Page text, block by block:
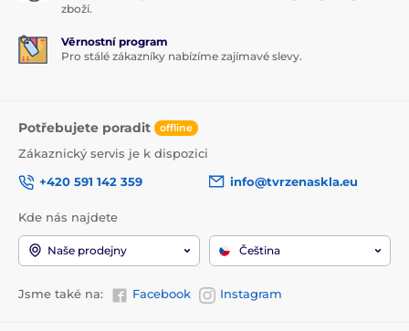
zboží.
Věrnostní program
Pro stálé zákazníky nabízíme zajímavé slevy.
Potřebujete poradit offline
Zákaznický servis je k dispozici
+420 591 142 359
info@tvrzenaskla.eu
Kde nás najdete
Naše prodejny Čeština
Jsme také na: Facebook Instagram